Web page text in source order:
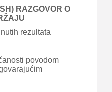
RAZGOVOR O
rezultata
povodom